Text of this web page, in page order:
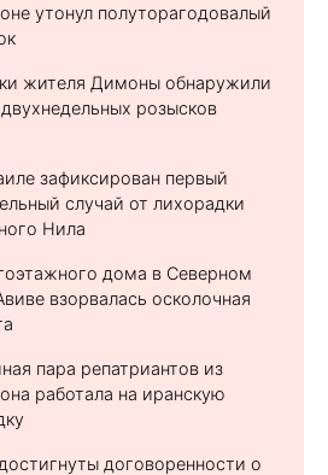
утонул полуторагодовалый
жителя Димоны обнаружили
розысков
зафиксирован первый
случай от лихорадки
Нила
дома в Северном
взорвалась осколочная
пара репатриантов из
работала на иранскую
договоренности о